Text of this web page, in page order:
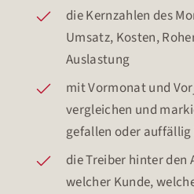
die Kernzahlen des
Umsatz, Kosten,
Auslastung
mit Vormonat und
vergleichen und
gefallen oder
die Treiber hinter den
welcher Kunde,